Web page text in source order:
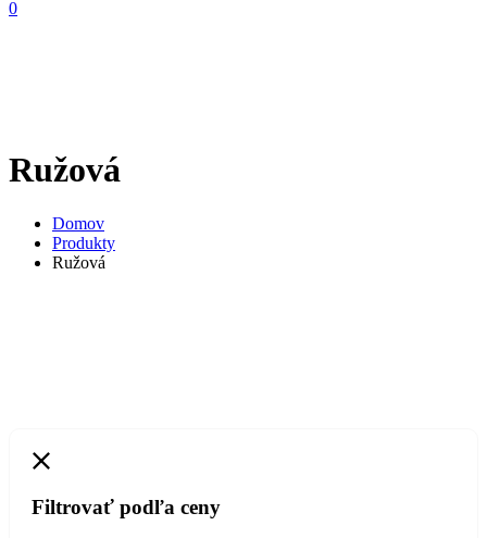
0
Ružová
Domov
Produkty
Ružová
Filtrovať podľa ceny